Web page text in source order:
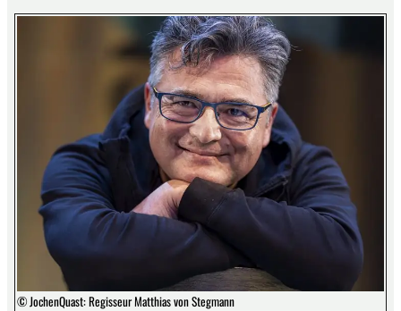
© JochenQuast: Regisseur Matthias von Stegmann